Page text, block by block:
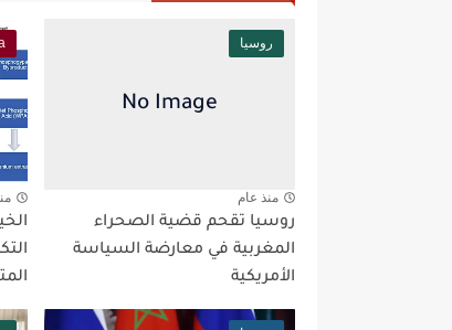
روسيا
منذ عام
روسيا تقحم قضية الصحراء
المغربية في معارضة السياسة
الأمريكية